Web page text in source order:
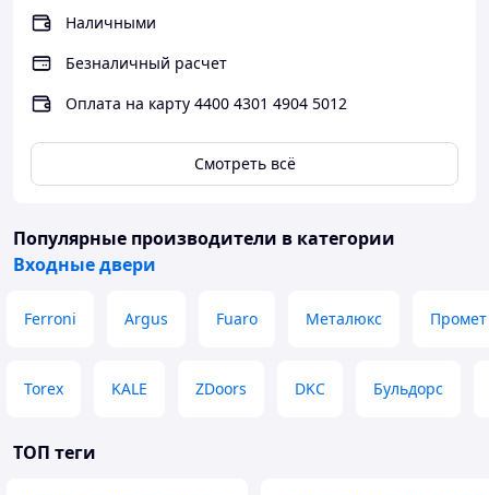
Прочее
Кол-во створок -1
Тип открывания -Наружу
Наличными
Безналичный расчет
Оплата на карту 4400 4301 4904 5012
Смотреть всё
Популярные производители в категории
Входные двери
Ferroni Argus Fuaro Металюкс Промет
Torex KALE ZDoors DKC Бульдорс
ТОП теги